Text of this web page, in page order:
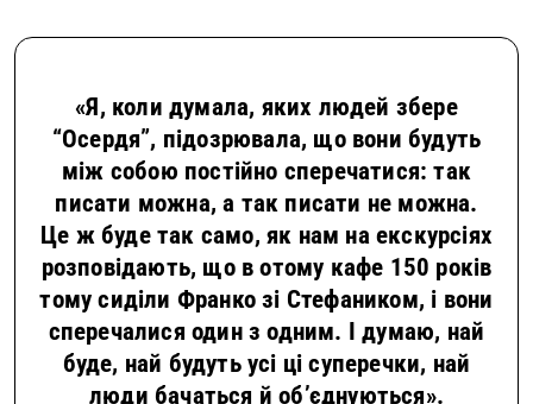
«Я, коли думала, яких людей збере
“Осердя”, підозрювала, що вони будуть
між собою постійно сперечатися: так
писати можна, а так писати не можна.
Це ж буде так само, як нам на екскурсіях
розповідають, що в отому кафе 150 років
тому сиділи Франко зі Стефаником, і вони
сперечалися один з одним. І думаю, най
буде, най будуть усі ці суперечки, най
люди бачаться й об’єднуються».